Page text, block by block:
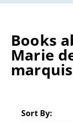
Books
Marie
Sort By: